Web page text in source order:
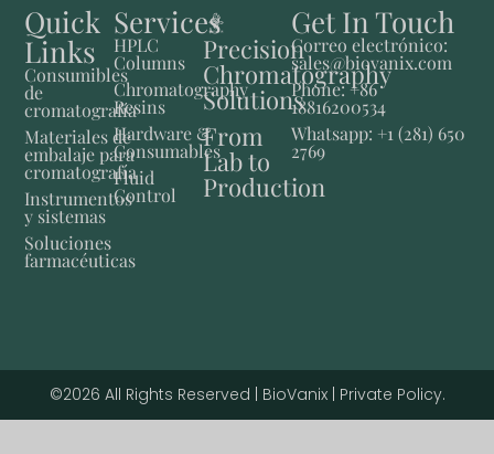
Precision
Chromatography
Solutions
From
Lab to
Production
Services
HPLC
Columns
Chromatography
Resins
Hardware &
Consumables
Fluid
Control
Quick
Links
Consumibles
de
cromatografía
Materiales de
embalaje para
cromatografía
Instrumentos
y sistemas
Soluciones
farmacéuticas
Get In Touch
Correo electrónico:
sales@biovanix.com
Phone: +86
18816200534
Whatsapp: +1 (281) 650
2769
©2026 All Rights Reserved | BioVanix | Private Policy.